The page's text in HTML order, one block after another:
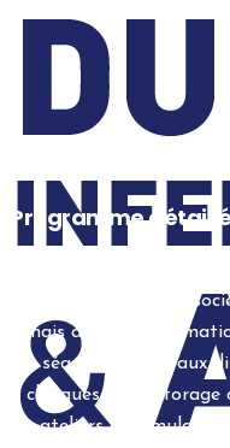
Programme détaillé
L’enseignement
mais aussi des
séances de travaux
cliniques / monitorage
ateliers de